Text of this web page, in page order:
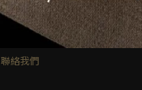
隱私權及網站使用條款
聯絡我們